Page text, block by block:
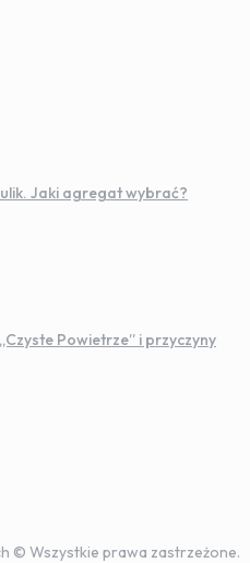
Jaki agregat wybrać?
Powietrze” i przyczyny
© Wszystkie prawa zastrzeżone.